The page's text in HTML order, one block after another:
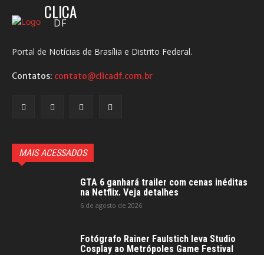
CLICA
DF
Portal de Notícias de Brasília e Distrito Federal.
Contatos: contato@clicadf.com.br
MAIS ACESSADOS
GTA 6 ganhará trailer com cenas inéditas
na Netflix. Veja detalhes
6 de agosto de 2026
Fotógrafo Rainer Faulstich leva Studio
Cosplay ao Metrópoles Game Festival